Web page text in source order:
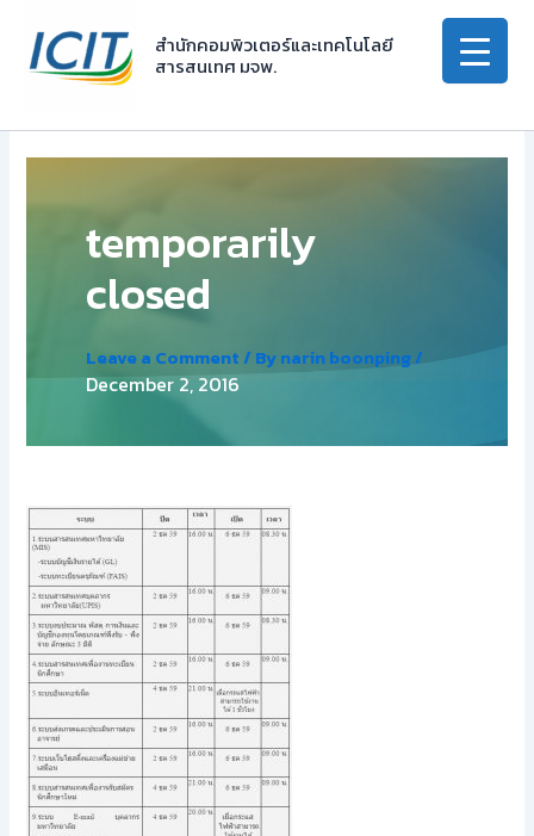
content
สำนักคอมพิวเตอร์และเทคโนโลยี
สารสนเทศ มจพ.
temporarily
closed
Leave a Comment / Bynarin boonping/
December 2, 2016